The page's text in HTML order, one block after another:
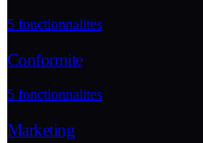
5 fonctionnalites
Conformite
5 fonctionnalites
Marketing